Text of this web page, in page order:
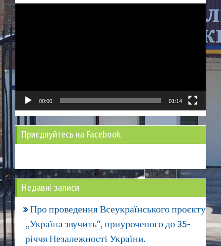
00:00 01:14
Приєднуйтесь на Facebook
Недавні записи
Про проведення Всеукраїнського проєкту
„Україна звучить“, приуроченого до 35-
річчя Незалежності України.